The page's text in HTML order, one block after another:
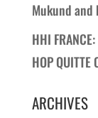
Mukund and
HHI
HOP QUITTE
ARCHIVES